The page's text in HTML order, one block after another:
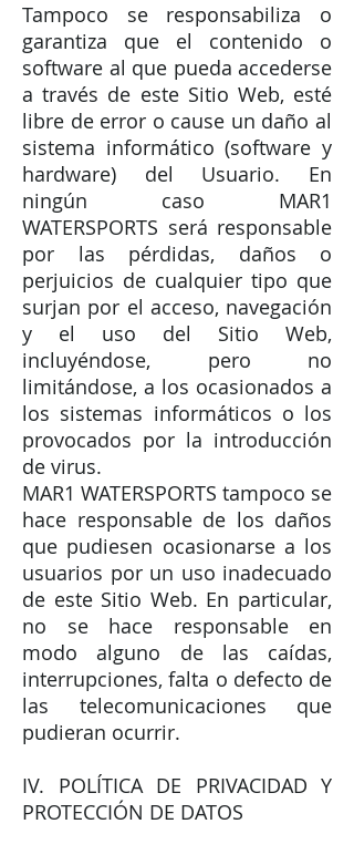
Tampoco se responsabiliza o
garantiza que el contenido o
software al que pueda accederse
a través de este Sitio Web, esté
libre de error o cause un daño al
sistema informático (software y
hardware) del Usuario. En
ningún caso MAR1
WATERSPORTS será responsable
por las pérdidas, daños o
perjuicios de cualquier tipo que
surjan por el acceso, navegación
y el uso del Sitio Web,
incluyéndose, pero no
limitándose, a los ocasionados a
los sistemas informáticos o los
provocados por la introducción
de virus.
MAR1 WATERSPORTS tampoco se
hace responsable de los daños
que pudiesen ocasionarse a los
usuarios por un uso inadecuado
de este Sitio Web. En particular,
no se hace responsable en
modo alguno de las caídas,
interrupciones, falta o defecto de
las telecomunicaciones que
pudieran ocurrir.
IV. POLÍTICA DE PRIVACIDAD Y
PROTECCIÓN DE DATOS